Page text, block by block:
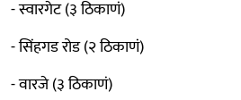
- स्वारगेट (३ ठिकाणं)
- सिंहगड रोड (२ ठिकाणं)
- वारजे (३ ठिकाणं)